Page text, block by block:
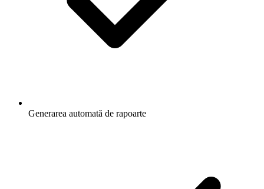
Generarea automată de rapoarte